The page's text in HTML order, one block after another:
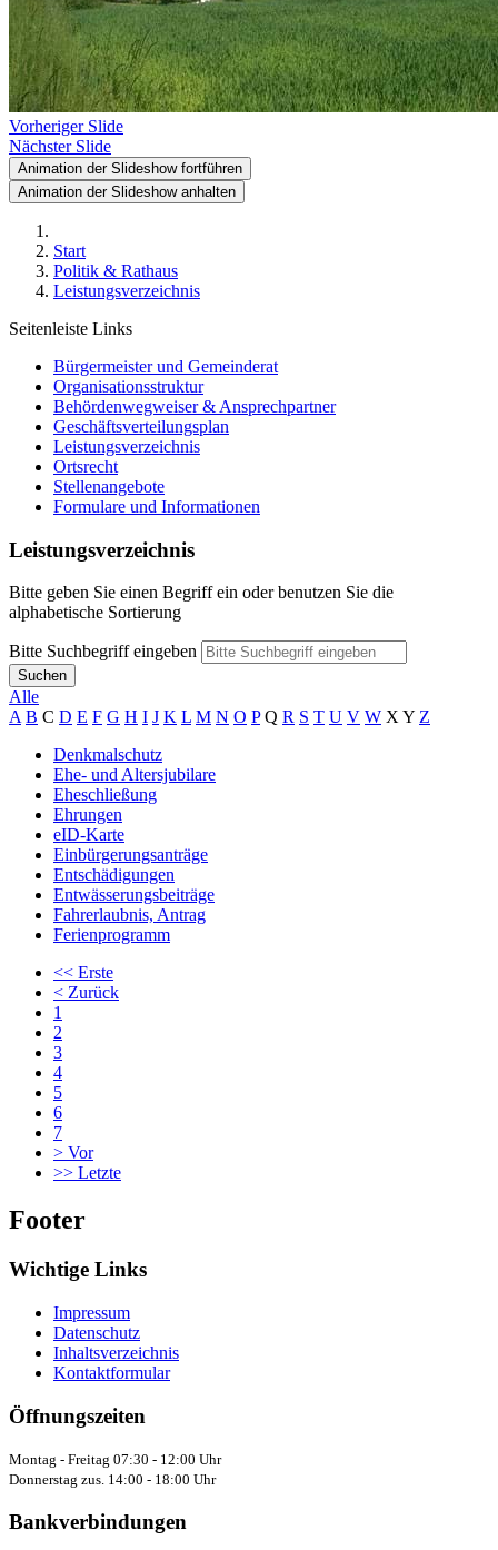
Vorheriger Slide
Nächster Slide
Animation der Slideshow fortführen
Animation der Slideshow anhalten
Start
Politik & Rathaus
Leistungsverzeichnis
Seitenleiste Links
Bürgermeister und Gemeinderat
Organisationsstruktur
Behördenwegweiser & Ansprechpartner
Geschäftsverteilungsplan
Leistungsverzeichnis
Ortsrecht
Stellenangebote
Formulare und Informationen
Leistungsverzeichnis
Bitte geben Sie einen Begriff ein oder benutzen Sie die
alphabetische Sortierung
Bitte Suchbegriff eingeben
Suchen
Alle
A B C D E F G H I J K L M N O P Q R S T U V W XY Z
Denkmalschutz
Ehe- und Altersjubilare
Eheschließung
Ehrungen
eID-Karte
Einbürgerungsanträge
Entschädigungen
Entwässerungsbeiträge
Fahrerlaubnis, Antrag
Ferienprogramm
<< Erste
< Zurück
1
2
3
4
5
6
7
> Vor
>> Letzte
Footer
Wichtige Links
Impressum
Datenschutz
Inhaltsverzeichnis
Kontaktformular
Öffnungszeiten
Montag - Freitag 07:30 - 12:00 Uhr
Donnerstag zus. 14:00 - 18:00 Uhr
Bankverbindungen